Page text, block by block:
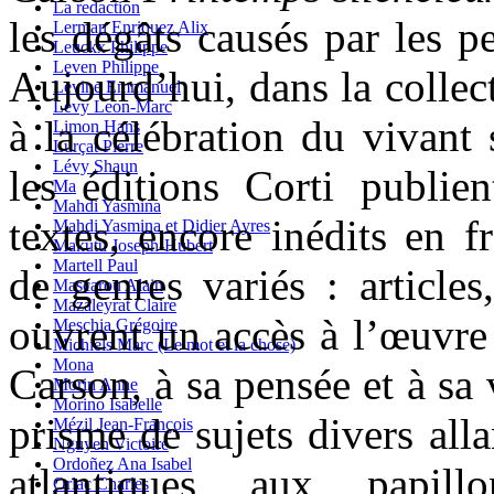
La redaction
Lerman Enriquez Alix
Leuckx Philippe
Leven Philippe
Levine Emmanuel
Levy Leon-Marc
Limon Hans
Lurçat Pierre
Lévy Shaun
Ma
Mahdi Yasmina
Mahdi Yasmina et Didier Ayres
Makutu Joseph-Hubert
Martell Paul
Mascarou Alain
Mazaleyrat Claire
Meschia Grégoire
Michiels Marc (Le mot et la chose)
Mona
Morin Anne
Morino Isabelle
Mézil Jean-François
Nguyen Victoire
Ordoñez Ana Isabel
Orlac Charles
les dégâts causés par les
Aujourd’hui, dans la
à la célébration du vivant
les éditions Corti
textes, encore inédits en
de genres variés :
ouvrent un accès à
Carson, à sa pensée et à
prisme de sujets divers
atlantiques aux